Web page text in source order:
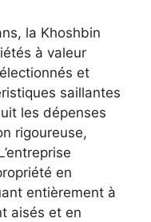
la Khoshbin
à valeur
et
saillantes
les dépenses
rigoureuse,
en
entièrement à
aisés et en